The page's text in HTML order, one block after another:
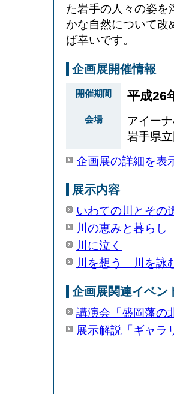
た岩手の人々の姿を
かな自然について改
ば幸いです。
企画展開催情報
開催期間 平成26
会場
アイー
岩手県
企画展の詳細を表
展示内容
いわての川とその
川の恵みと暮らし
川に泣く
川を想う 川を詠
企画展関連イベン
講演会「盛岡藩の
展示解説「ギャラ